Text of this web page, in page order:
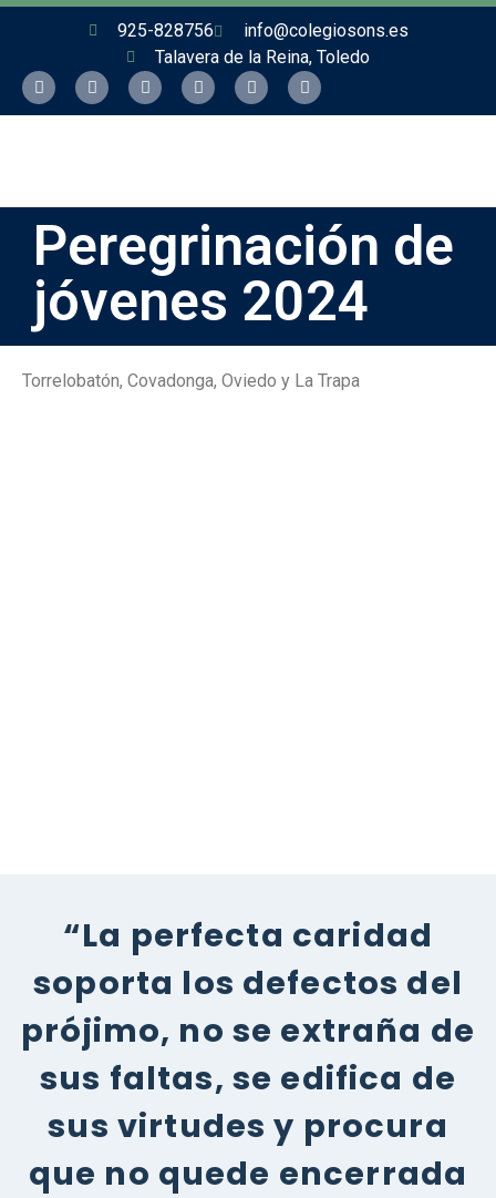
925-828756
info@colegiosons.es
Talavera de la Reina, Toledo
Peregrinación de
jóvenes 2024
Torrelobatón, Covadonga, Oviedo y La Trapa
“La perfecta caridad
soporta los defectos del
prójimo, no se extraña de
sus faltas, se edifica de
sus virtudes y procura
que no quede encerrada